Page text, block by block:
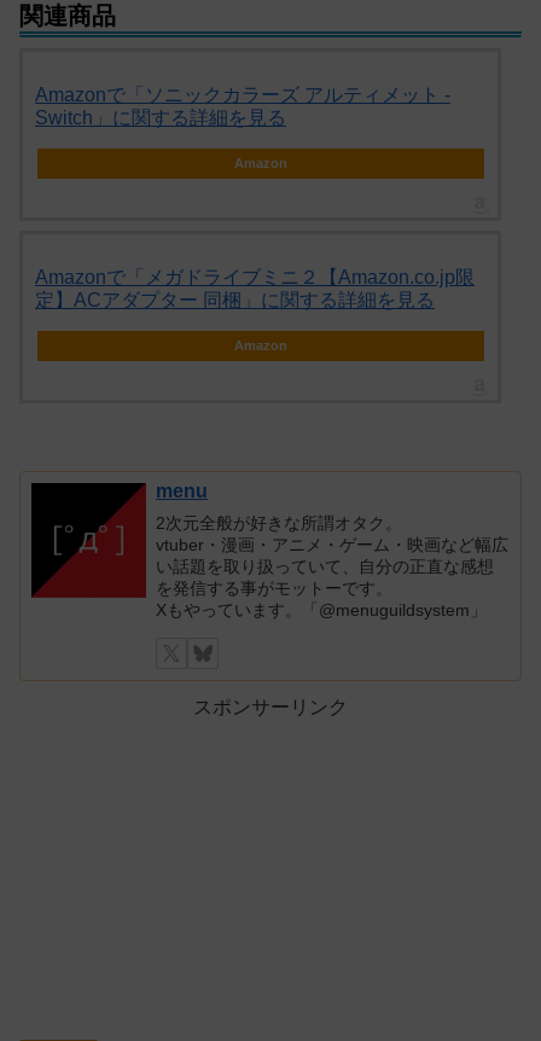
関連商品
Amazonで「ソニックカラーズ アルティメット -
Switch」に関する詳細を見る
Amazon
Amazonで「メガドライブミニ２【Amazon.co.jp限
定】ACアダプター 同梱」に関する詳細を見る
Amazon
menu
2次元全般が好きな所謂オタク。
vtuber・漫画・アニメ・ゲーム・映画など幅広
い話題を取り扱っていて、自分の正直な感想
を発信する事がモットーです。
Xもやっています。「@menuguildsystem」
スポンサーリンク